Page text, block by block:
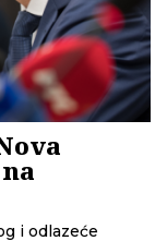
i odlazeće